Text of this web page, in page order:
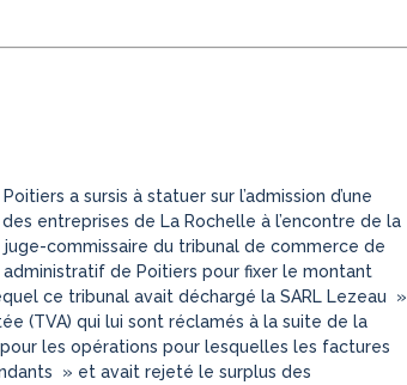
a sursis à statuer sur l’admission d’une
entreprises de La Rochelle à l’encontre de la
juge-commissaire du tribunal de commerce de
de Poitiers pour fixer le montant
ce tribunal avait déchargé la SARL Lezeau »
(TVA) qui lui sont réclamés à la suite de la
les opérations pour lesquelles les factures
» et avait rejeté le surplus des